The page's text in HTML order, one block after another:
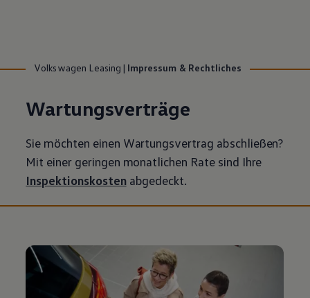
Volkswagen Leasing | Impressum & Rechtliches
Wartungsverträge
Sie möchten einen Wartungsvertrag abschließen?
Mit einer geringen monatlichen Rate sind Ihre
Inspektionskostenabgedeckt.